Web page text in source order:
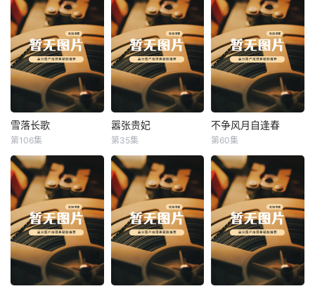
雪落长歌
雪落长歌
第106集
嚣张贵妃
嚣张贵妃
第35集
不争风月自逢春
不争风月自逢春
第60集